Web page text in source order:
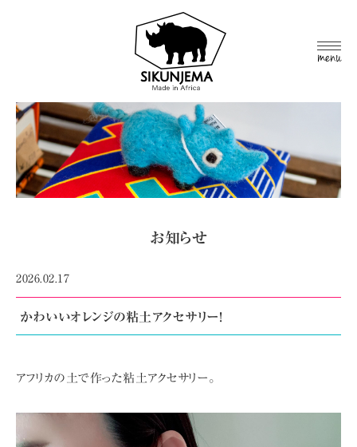
MEN
お知らせ
2026.02.17
かわいいオレンジの粘土アクセサリー!
アフリカの土で作った粘土アクセサリー。